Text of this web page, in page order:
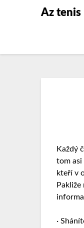
Az tenis
Každý
tom asi
kteří v
·